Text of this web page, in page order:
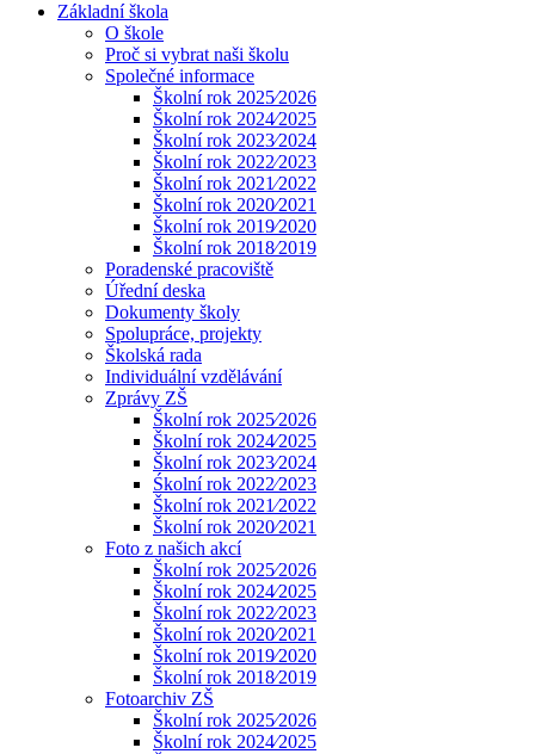
Základní škola
O škole
Proč si vybrat naši školu
Společné informace
Školní rok 2025⁄2026
Školní rok 2024⁄2025
Školní rok 2023⁄2024
Školní rok 2022⁄2023
Školní rok 2021⁄2022
Školní rok 2020⁄2021
Školní rok 2019⁄2020
Školní rok 2018⁄2019
Poradenské pracoviště
Úřední deska
Dokumenty školy
Spolupráce, projekty
Školská rada
Individuální vzdělávání
Zprávy ZŠ
Školní rok 2025⁄2026
Školní rok 2024⁄2025
Školní rok 2023⁄2024
Śkolní rok 2022⁄2023
Školní rok 2021⁄2022
Školní rok 2020⁄2021
Foto z našich akcí
Školní rok 2025⁄2026
Školní rok 2024⁄2025
Školní rok 2022⁄2023
Školní rok 2020⁄2021
Školní rok 2019⁄2020
Školní rok 2018⁄2019
Fotoarchiv ZŠ
Školní rok 2025⁄2026
Školní rok 2024⁄2025